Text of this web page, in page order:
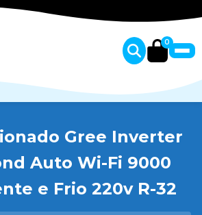
0
Gree Inverter
Auto Wi-Fi 9000
e Frio 220v R-32